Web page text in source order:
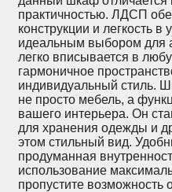
практичностью. ЛДСП
конструкции и легкость в
идеальным выбором для
легко вписывается в
гармоничное
индивидуальный стиль.
не просто мебель, а
вашего интерьера. Он
для хранения одежды и
этом стильный вид.
продуманная
использование
пропустите возможность